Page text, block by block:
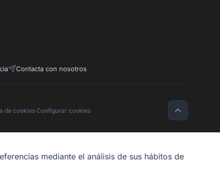
Contacta con nosotros
de cookies·Configurar cookies
mediante el análisis de sus hábitos de